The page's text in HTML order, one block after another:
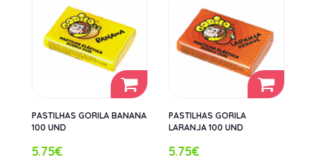
PASTILHAS GORILA BANANA
100 UND
5.75€
PASTILHAS GORILA
LARANJA 100 UND
5.75€